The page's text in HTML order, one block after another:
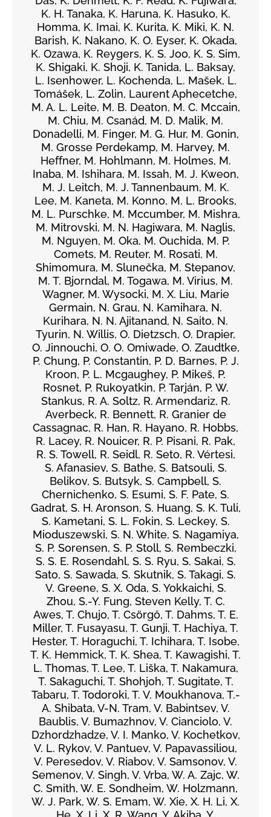
K. H. Tanaka, K. Haruna, K. Hasuko, K.
Homma, K. Imai, K. Kurita, K. Miki, K. N.
Barish, K. Nakano, K. O. Eyser, K. Okada,
K. Ozawa, K. Reygers, K. S. Joo, K. S. Sim,
K. Shigaki, K. Shoji, K. Tanida, L. Baksay,
L. Isenhower, L. Kochenda, L. Mašek, L.
Tomášek, L. Zolin, Laurent Aphecetche,
M. A. L. Leite, M. B. Deaton, M. C. Mccain,
M. Chiu, M. Csanád, M. D. Malik, M.
Donadelli, M. Finger, M. G. Hur, M. Gonin,
M. Grosse Perdekamp, M. Harvey, M.
Heffner, M. Hohlmann, M. Holmes, M.
Inaba, M. Ishihara, M. Issah, M. J. Kweon,
M. J. Leitch, M. J. Tannenbaum, M. K.
Lee, M. Kaneta, M. Konno, M. L. Brooks,
M. L. Purschke, M. Mccumber, M. Mishra,
M. Mitrovski, M. N. Hagiwara, M. Naglis,
M. Nguyen, M. Oka, M. Ouchida, M. P.
Comets, M. Reuter, M. Rosati, M.
Shimomura, M. Slunečka, M. Stepanov,
M. T. Bjorndal, M. Togawa, M. Virius, M.
Wagner, M. Wysocki, M. X. Liu, Marie
Germain, N. Grau, N. Kamihara, N.
Kurihara, N. N. Ajitanand, N. Saito, N.
Tyurin, N. Willis, O. Dietzsch, O. Drapier,
O. Jinnouchi, O. O. Omiwade, O. Zaudtke,
P. Chung, P. Constantin, P. D. Barnes, P. J.
Kroon, P. L. Mcgaughey, P. Mikeš, P.
Rosnet, P. Rukoyatkin, P. Tarján, P. W.
Stankus, R. A. Soltz, R. Armendariz, R.
Averbeck, R. Bennett, R. Granier de
Cassagnac, R. Han, R. Hayano, R. Hobbs,
R. Lacey, R. Nouicer, R. P. Pisani, R. Pak,
R. S. Towell, R. Seidl, R. Seto, R. Vértesi,
S. Afanasiev, S. Bathe, S. Batsouli, S.
Belikov, S. Butsyk, S. Campbell, S.
Chernichenko, S. Esumi, S. F. Pate, S.
Gadrat, S. H. Aronson, S. Huang, S. K. Tuli,
S. Kametani, S. L. Fokin, S. Leckey, S.
Mioduszewski, S. N. White, S. Nagamiya,
S. P. Sorensen, S. P. Stoll, S. Rembeczki,
S. S. E. Rosendahl, S. S. Ryu, S. Sakai, S.
Sato, S. Sawada, S. Skutnik, S. Takagi, S.
V. Greene, S. X. Oda, S. Yokkaichi, S.
Zhou, S.-Y. Fung, Steven Kelly, T. C.
Awes, T. Chujo, T. Csörgő, T. Dahms, T. E.
Miller, T. Fusayasu, T. Gunji, T. Hachiya, T.
Hester, T. Horaguchi, T. Ichihara, T. Isobe,
T. K. Hemmick, T. K. Shea, T. Kawagishi, T.
L. Thomas, T. Lee, T. Liška, T. Nakamura,
T. Sakaguchi, T. Shohjoh, T. Sugitate, T.
Tabaru, T. Todoroki, T. V. Moukhanova, T.-
A. Shibata, V-N. Tram, V. Babintsev, V.
Baublis, V. Bumazhnov, V. Cianciolo, V.
Dzhordzhadze, V. I. Manko, V. Kochetkov,
V. L. Rykov, V. Pantuev, V. Papavassiliou,
V. Peresedov, V. Riabov, V. Samsonov, V.
Semenov, V. Singh, V. Vrba, W. A. Zajc, W.
C. Smith, W. E. Sondheim, W. Holzmann,
W. J. Park, W. S. Emam, W. Xie, X. H. Li, X.